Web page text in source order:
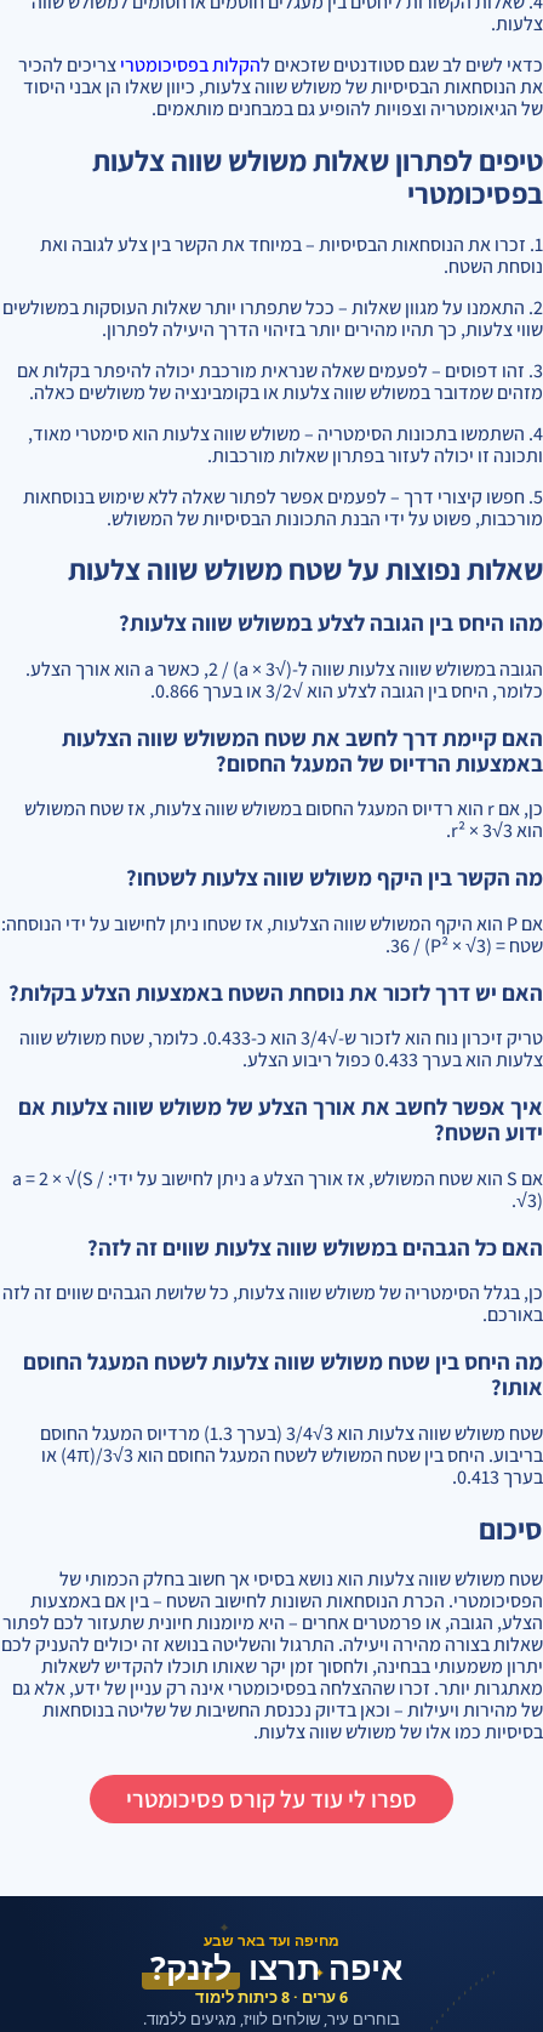
צלעות.
כדאי לשים לב שגם סטודנטים שזכאים להקלות בפסיכומטריצריכים להכיר
את הנוסחאות הבסיסיות של משולש שווה צלעות, כיוון שאלו הן אבני היסוד
של הגיאומטריה וצפויות להופיע גם במבחנים מותאמים.
טיפים לפתרון שאלות משולש שווה צלעות
בפסיכומטרי
1. זכרו את הנוסחאות הבסיסיות – במיוחד את הקשר בין צלע לגובה ואת
נוסחת השטח.
2. התאמנו על מגוון שאלות – ככל שתפתרו יותר שאלות העוסקות במשולשים
שווי צלעות, כך תהיו מהירים יותר בזיהוי הדרך היעילה לפתרון.
3. זהו דפוסים – לפעמים שאלה שנראית מורכבת יכולה להיפתר בקלות אם
מזהים שמדובר במשולש שווה צלעות או בקומבינציה של משולשים כאלה.
4. השתמשו בתכונות הסימטריה – משולש שווה צלעות הוא סימטרי מאוד,
ותכונה זו יכולה לעזור בפתרון שאלות מורכבות.
5. חפשו קיצורי דרך – לפעמים אפשר לפתור שאלה ללא שימוש בנוסחאות
מורכבות, פשוט על ידי הבנת התכונות הבסיסיות של המשולש.
שאלות נפוצות על שטח משולש שווה צלעות
מהו היחס בין הגובה לצלע במשולש שווה צלעות?
הגובה במשולש שווה צלעות שווה ל-(√3 × a) / 2, כאשר a הוא אורך הצלע.
כלומר, היחס בין הגובה לצלע הוא √3/2 או בערך 0.866.
האם קיימת דרך לחשב את שטח המשולש שווה הצלעות
באמצעות הרדיוס של המעגל החסום?
כן, אם r הוא רדיוס המעגל החסום במשולש שווה צלעות, אז שטח המשולש
הוא 3√3 × r².
מה הקשר בין היקף משולש שווה צלעות לשטחו?
אם P הוא היקף המשולש שווה הצלעות, אז שטחו ניתן לחישוב על ידי הנוסחה:
שטח = (P² × √3) / 36.
האם יש דרך לזכור את נוסחת השטח באמצעות הצלע בקלות?
טריק זיכרון נוח הוא לזכור ש-√3/4 הוא כ-0.433. כלומר, שטח משולש שווה
צלעות הוא בערך 0.433 כפול ריבוע הצלע.
איך אפשר לחשב את אורך הצלע של משולש שווה צלעות אם
ידוע השטח?
אם S הוא שטח המשולש, אז אורך הצלע a ניתן לחישוב על ידי: a = 2 × √(S /
√3).
האם כל הגבהים במשולש שווה צלעות שווים זה לזה?
כן, בגלל הסימטריה של משולש שווה צלעות, כל שלושת הגבהים שווים זה לזה
באורכם.
מה היחס בין שטח משולש שווה צלעות לשטח המעגל החוסם
אותו?
שטח משולש שווה צלעות הוא 3√3/4 (בערך 1.3) מרדיוס המעגל החוסם
בריבוע. היחס בין שטח המשולש לשטח המעגל החוסם הוא 3√3/(4π) או
בערך 0.413.
סיכום
שטח משולש שווה צלעות הוא נושא בסיסי אך חשוב בחלק הכמותי של
הפסיכומטרי. הכרת הנוסחאות השונות לחישוב השטח – בין אם באמצעות
הצלע, הגובה, או פרמטרים אחרים – היא מיומנות חיונית שתעזור לכם לפתור
שאלות בצורה מהירה ויעילה. התרגול והשליטה בנושא זה יכולים להעניק לכם
יתרון משמעותי בבחינה, ולחסוך זמן יקר שאותו תוכלו להקדיש לשאלות
מאתגרות יותר. זכרו שההצלחה בפסיכומטרי אינה רק עניין של ידע, אלא גם
של מהירות ויעילות – וכאן בדיוק נכנסת החשיבות של שליטה בנוסחאות
בסיסיות כמו אלו של משולש שווה צלעות.
ספרו לי עוד על קורס פסיכומטרי
✦
✦
מחיפה ועד באר שבע
איפה תרצולזנק?
6 ערים · 8 כיתות לימוד
בוחרים עיר, שולחים לוויז, מגיעים ללמוד.